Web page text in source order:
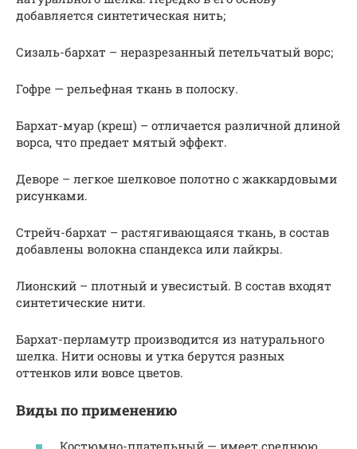
добавляется синтетическая нить;
Сизаль-бархат – неразрезанный петельчатый ворс;
Гофре — рельефная ткань в полоску.
Бархат-муар (креш) – отличается различной длиной
ворса, что предает мятый эффект.
Деворе – легкое шелковое полотно с жаккардовыми
рисунками.
Стрейч-бархат – растягивающаяся ткань, в состав
добавлены волокна спандекса или лайкры.
Лионский – плотный и увесистый. В состав входят
синтетические нити.
Бархат-перламутр производится из натурального
шелка. Нити основы и утка берутся разных
оттенков или вовсе цветов.
Виды по применению
Костюмно-плательный — имеет среднюю